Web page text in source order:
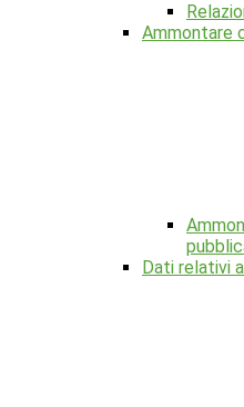
Ammontare
Dati relativi